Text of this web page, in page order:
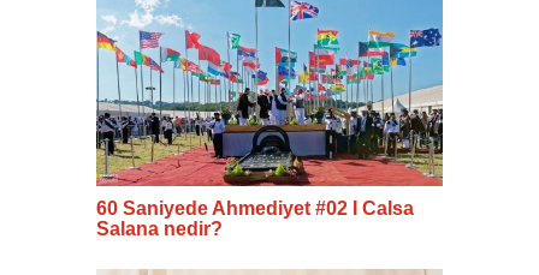
60 Saniyede Ahmediyet #02 I Calsa
Salana nedir?